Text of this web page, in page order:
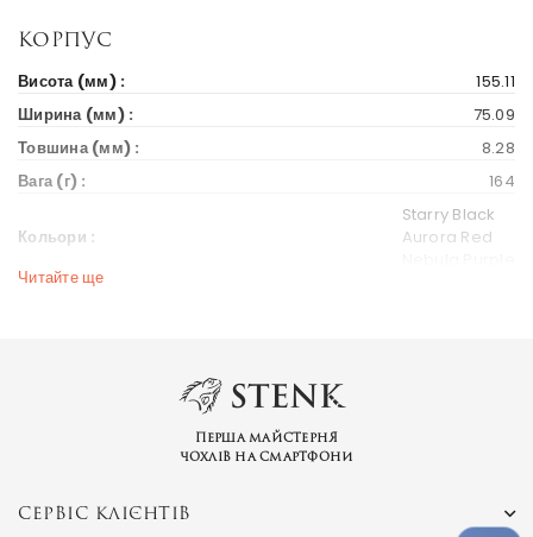
Корпус
Висота (мм) :
155.11
Ширина (мм) :
75.09
Товшина (мм) :
8.28
Вага (г) :
164
Кольори :
Starry Black
Aurora Red
Вихід на ринок
Ціна на старті продажів :
Читайте ще
Перша майстерня
чохлів на смартфони
СЕРВІС КЛІЄНТІВ